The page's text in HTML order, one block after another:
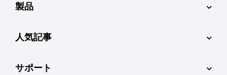
製品
人気記事
サポート